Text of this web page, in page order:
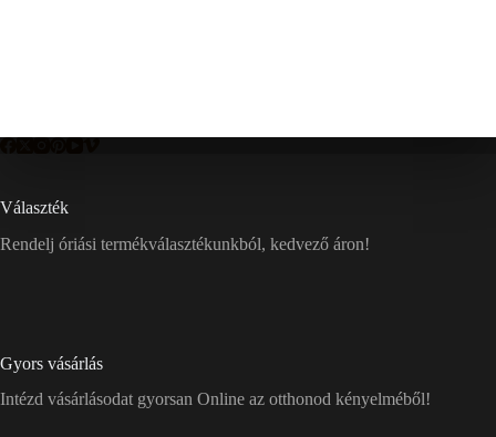
Választék
Rendelj óriási termékválasztékunkból, kedvező áron!
Gyors vásárlás
Intézd vásárlásodat gyorsan Online az otthonod kényelméből!